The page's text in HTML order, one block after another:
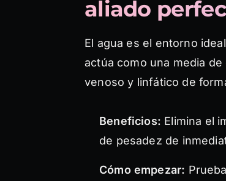
aliado
El agua es el entorno
actúa como una media
venoso y linfático de
Beneficios: Elimina el
de pesadez de
Cómo empezar: